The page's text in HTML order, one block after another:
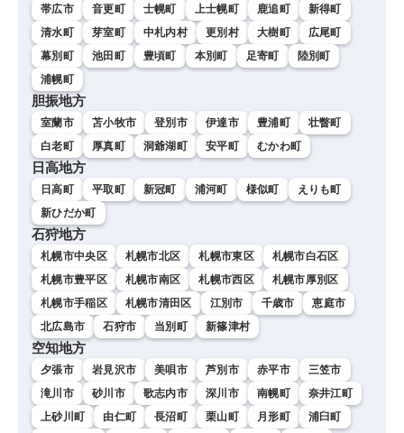
帯広市 音更町 士幌町 上士幌町 鹿追町
新得町
清水町
芽室町 中札内村 更別村 大樹町
広尾町
幕別町
池田町 豊頃町 本別町 足寄町
陸別町
浦幌町
胆振地方
室蘭市 苫小牧市 登別市 伊達市 豊浦町
壮瞥町
白老町
厚真町 洞爺湖町 安平町 むかわ町
日高地方
日高町 平取町 新冠町 浦河町 様似町
えりも町
新ひだか町
石狩地方
札幌市中央区 札幌市北区 札幌市東区
札幌市白石区
札幌市豊平区
札幌市南区 札幌市西区
札幌市厚別区
札幌市手稲区
札幌市清田区 江別市 千歳市
恵庭市
北広島市
石狩市 当別町 新篠津村
空知地方
夕張市 岩見沢市 美唄市 芦別市 赤平市
三笠市
滝川市
砂川市 歌志内市 深川市 南幌町
奈井江町
上砂川町
由仁町 長沼町 栗山町 月形町
浦臼町